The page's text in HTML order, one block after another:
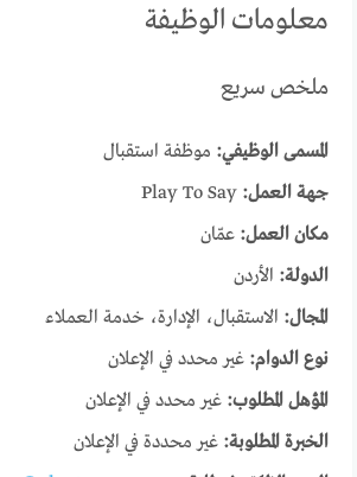
معلومات الوظيفة
ملخص سريع
المسمى الوظيفي: موظفة استقبال
جهة العمل: Play To Say
مكان العمل: عمّان
الدولة: الأردن
المجال: الاستقبال، الإدارة، خدمة العملاء
نوع الدوام: غير محدد في الإعلان
المؤهل المطلوب: غير محدد في الإعلان
الخبرة المطلوبة: غير محددة في الإعلان